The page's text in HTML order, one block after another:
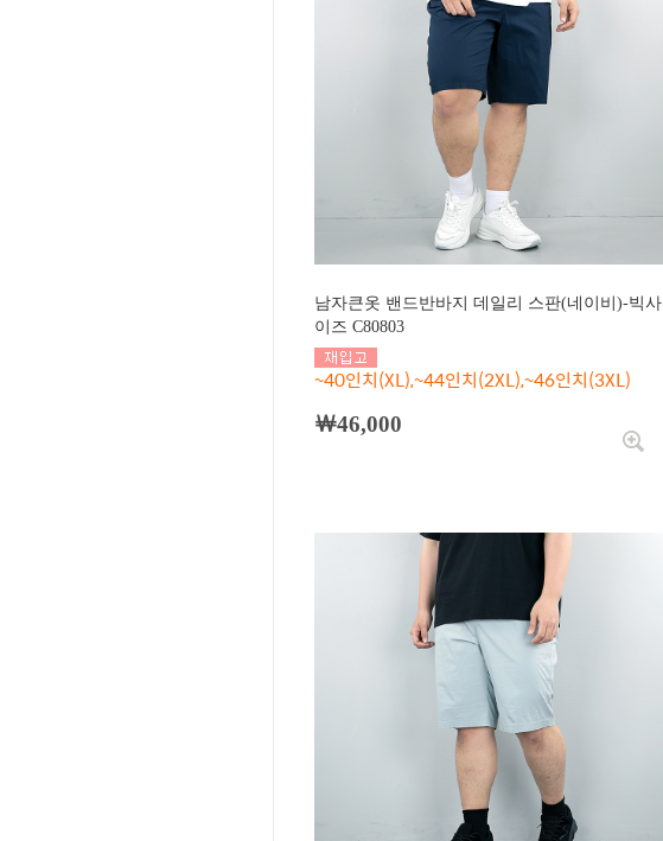
남자큰옷 밴드반바지 데일리 스판(네이비)-빅사
이즈 C80803
~40인치(XL),~44인치(2XL),~46인치(3XL)
￦46,000